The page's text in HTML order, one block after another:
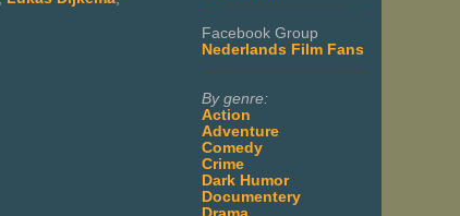
Facebook Group
Nederlands Film Fans
By genre:
Action
Adventure
Comedy
Crime
Dark Humor
Documentery